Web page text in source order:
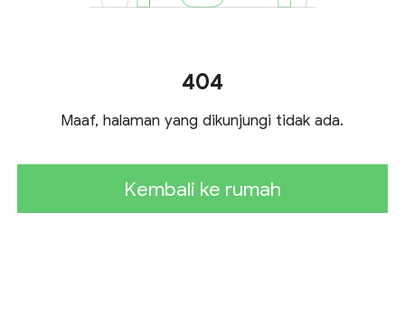
404
Maaf, halaman yang dikunjungi tidak ada.
Kembali ke rumah